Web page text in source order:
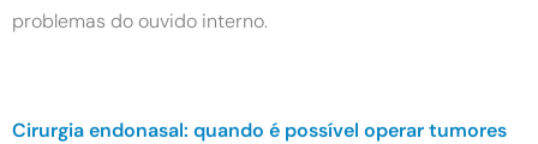
problemas do ouvido interno.
Cirurgia endonasal: quando é possível operar tumores